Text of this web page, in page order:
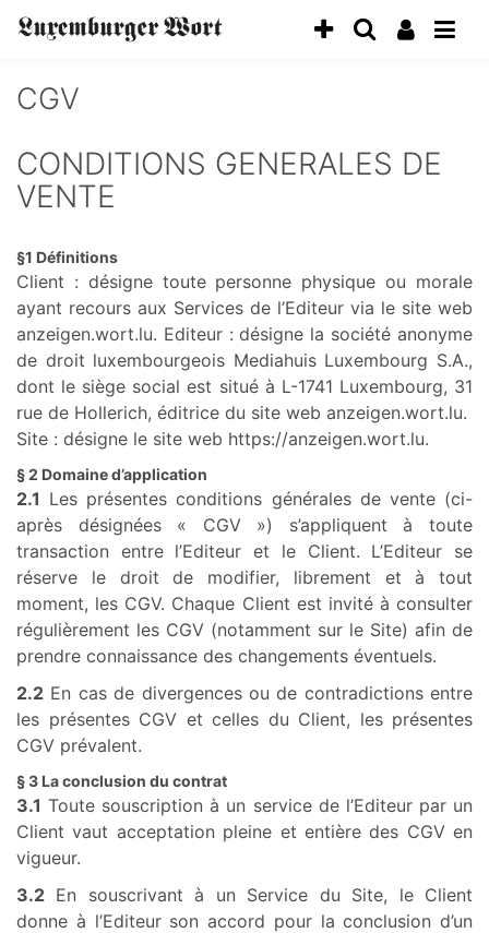
CGV
CONDITIONS GENERALES DE
VENTE
§1 Définitions
Client : désigne toute personne physique ou morale
ayant recours aux Services de l’Editeur via le site web
anzeigen.wort.lu. Editeur : désigne la société anonyme
de droit luxembourgeois Mediahuis Luxembourg S.A.,
dont le siège social est situé à L-1741 Luxembourg, 31
rue de Hollerich, éditrice du site web anzeigen.wort.lu.
Site : désigne le site web https://anzeigen.wort.lu.
§ 2 Domaine d’application
2.1 Les présentes conditions générales de vente (ci-
après désignées « CGV ») s’appliquent à toute
transaction entre l’Editeur et le Client. L’Editeur se
réserve le droit de modifier, librement et à tout
moment, les CGV. Chaque Client est invité à consulter
régulièrement les CGV (notamment sur le Site) afin de
prendre connaissance des changements éventuels.
2.2 En cas de divergences ou de contradictions entre
les présentes CGV et celles du Client, les présentes
CGV prévalent.
§ 3 La conclusion du contrat
3.1 Toute souscription à un service de l’Editeur par un
Client vaut acceptation pleine et entière des CGV en
vigueur.
3.2 En souscrivant à un Service du Site, le Client
donne à l’Editeur son accord pour la conclusion d’un